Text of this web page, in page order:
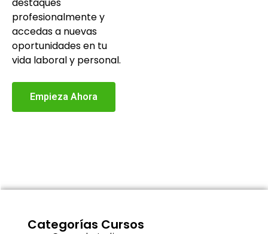
destaques
profesionalmente y
accedas a nuevas
oportunidades en tu
vida laboral y personal.
Empieza Ahora
Categorías Cursos